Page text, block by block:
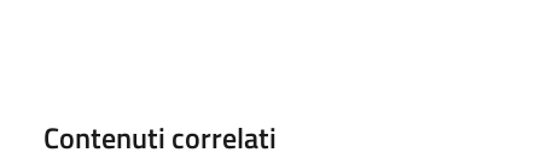
Contenuti correlati